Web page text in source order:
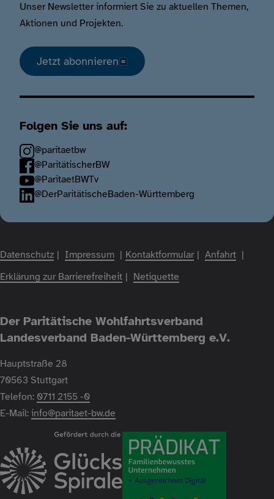
Unser Newsletter informiert Sie zu aktuellen Themen,
Aktionen und Projekten.
Jetzt abonnieren
Folgen Sie uns auf:
@paritaetbw
@ParitätischerBW
@ParitaetBWTv
@DerParitätischeBaden-Württemberg
Fußzeile
Datenschutz Impressum Kontaktformular
Anfahrt
Erklärung zur Barrierefreiheit
Netiquette
Der Paritätische Wohlfahrtsverband
Landesverband Baden-Württemberg e.V.
Hauptstraße 28
70563 Stuttgart
Telefon: 0711 2155 -0
E-Mail: info@paritaet-bw.de